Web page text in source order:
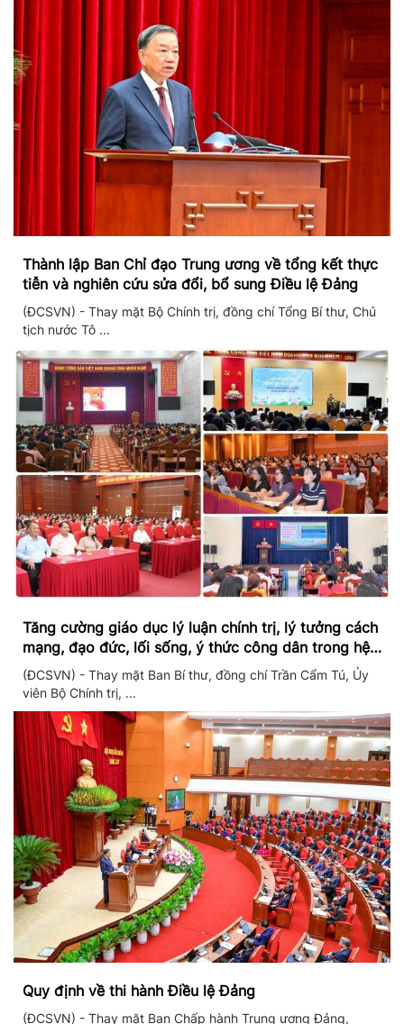
Thành lập Ban Chỉ đạo Trung ương về tổng kết thực
tiễn và nghiên cứu sửa đổi, bổ sung Điều lệ Đảng
(ĐCSVN) - Thay mặt Bộ Chính trị, đồng chí Tổng Bí thư, Chủ
tịch nước Tô ...
Tăng cường giáo dục lý luận chính trị, lý tưởng cách
mạng, đạo đức, lối sống, ý thức công dân trong hệ
thống giáo dục quốc dân
(ĐCSVN) - Thay mặt Ban Bí thư, đồng chí Trần Cẩm Tú, Ủy
viên Bộ Chính trị, ...
Quy định về thi hành Điều lệ Đảng
(ĐCSVN) - Thay mặt Ban Chấp hành Trung ương Đảng,